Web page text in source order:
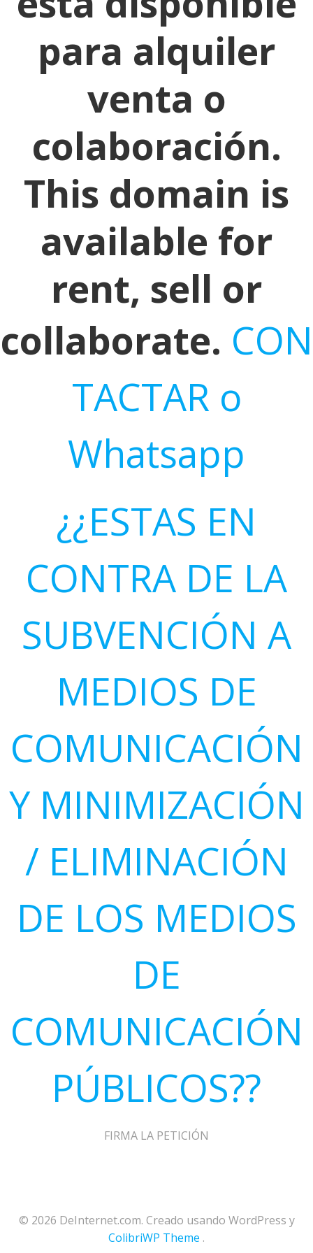
para alquiler
venta o
colaboración.
This domain is
available for
rent, sell or
collaborate. CON
TACTAR o
Whatsapp
¿¿ESTAS EN
CONTRA DE LA
SUBVENCIÓN A
MEDIOS DE
COMUNICACIÓN
Y MINIMIZACIÓN
/ ELIMINACIÓN
DE LOS MEDIOS
DE
COMUNICACIÓN
PÚBLICOS??
FIRMA LA PETICIÓN
© 2026 DeInternet.com. Creado usando WordPress y
ColibriWP Theme .